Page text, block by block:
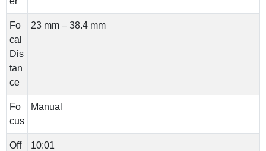
Fo
cal
Dis
tan
ce
23 mm – 38.4 mm
Fo
cus
Manual
Off
10:01